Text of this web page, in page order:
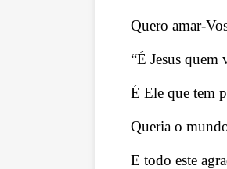
Quero amar-
“É Jesus quem
É Ele que tem
Queria o
E todo este